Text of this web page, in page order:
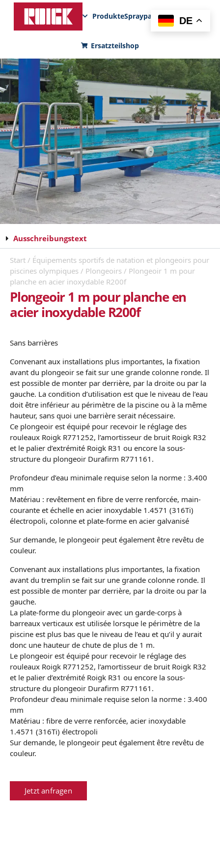
ProdukteSprayparksFunPadNews
Ersatzteilshop
Ausschreibungstext
Start / Équipements sportifs de natation et plongeoirs pour
piscines olympiques / Plongeoirs / Plongeoir 1 m pour
planche en acier inoxydable R200f
Plongeoir 1 m pour planche en
acier inoxydable R200f
Sans barrières
Convenant aux installations plus importantes, la fixation
avant du plongeoir se fait sur une grande colonne ronde. Il
est possible de monter par derrière, par la droite ou par la
gauche. La condition d’utilisation est que le niveau de l’eau
doit être inférieur au périmètre de la piscine ou à la même
hauteur, sans quoi une barrière serait nécessaire.
Ce plongeoir est équipé pour recevoir le réglage des
rouleaux Roigk R771252, l’amortisseur de bruit Roigk R32
et le palier d’extrémité Roigk R31 ou encore la sous-
structure du plongeoir Durafirm R771161.
Profondeur d’eau minimale requise selon la norme : 3.400
mm
Matériau : revêtement en fibre de verre renforcée, main-
courante et échelle en acier inoxydable 1.4571 (316Ti)
électropoli, colonne et plate-forme en acier galvanisé
Sur demande, le plongeoir peut également être revêtu de
couleur.
Convenant aux installations plus importantes, la fixation
avant du tremplin se fait sur une grande colonne ronde. Il
est possible de monter par derrière, par la droite ou par la
gauche.
La plate-forme du plongeoir avec un garde-corps à
barreaux verticaux est utilisée lorsque le périmètre de la
piscine est plus bas que le niveau de l’eau et qu’il y aurait
donc une hauteur de chute de plus de 1 m.
Le plongeoir est équipé pour recevoir le réglage des
rouleaux Roigk R771252, l’amortisseur de bruit Roigk R32
et le palier d’extrémité Roigk R31 ou encore la sous-
structure du plongeoir Durafirm R771161.
Profondeur d’eau minimale requise selon la norme : 3.400
mm
Matériau : fibre de verre renforcée, acier inoxydable
1.4571 (316Ti) électropoli
Sur demande, le plongeoir peut également être revêtu de
couleur.
Jetzt anfragen
DE